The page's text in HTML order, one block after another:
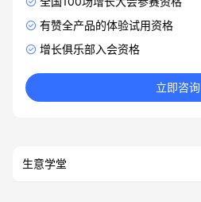
有赞全产品的体验试用资格
增长俱乐部入会资格
立即咨询
生意学堂